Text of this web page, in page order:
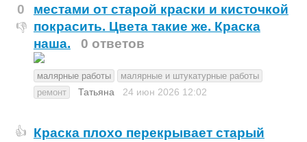
0
👎
местами от старой краски и кисточкой
покрасить. Цвета такие же. Краска
наша.
0 ответов
малярные работы
малярные и штукатурные работы
ремонт
Татьяна 24 июн 2026 12:02
👍
Краска плохо перекрывает старый